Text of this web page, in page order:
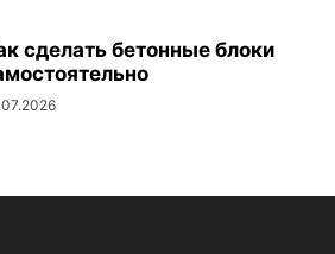
сделать бетонные блоки